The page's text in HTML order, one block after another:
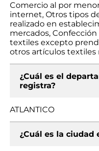
Comercio al por
internet, Otros tipos
realizado en
mercados,
textiles excepto
otros artículos textiles
¿Cuál es el
registra?
ATLANTICO
¿Cuál es la ciudad